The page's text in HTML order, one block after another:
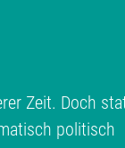
Zeit. Doch
politisch